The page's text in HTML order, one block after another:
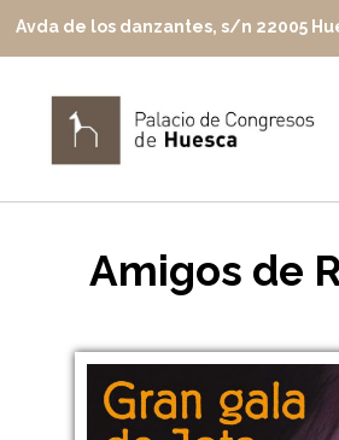
Avda de los danzantes, s/n 22005
Amigos de